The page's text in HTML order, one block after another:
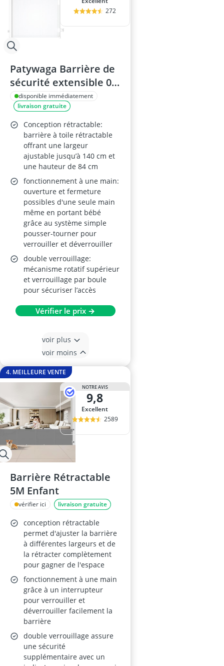
272
Patywaga Barrière de
sécurité extensible 0-
140 cm – pour
escaliers et couloirs,
intérieur/extérieur,
blanc
disponible immédiatement
livraison gratuite
Conception rétractable:
barrière à toile rétractable
offrant une largeur
ajustable jusqu’à 140 cm et
une hauteur de 84 cm
fonctionnement à une main:
ouverture et fermeture
possibles d'une seule main
même en portant bébé
grâce au système simple
pousser-tourner pour
verrouiller et déverrouiller
double verrouillage:
mécanisme rotatif supérieur
et verrouillage par boule
pour sécuriser l’accès
Vérifier le prix →
voir plus
voir moins
4. MEILLEURE VENTE
NOTRE AVIS
9,8
Excellent
2589
Barrière Rétractable
5M Enfant
vérifier ici livraison gratuite
conception rétractable
permet d'ajuster la barrière
à différentes largeurs et de
la rétracter complètement
pour gagner de l'espace
fonctionnement à une main
grâce à un interrupteur
pour verrouiller et
déverrouiller facilement la
barrière
double verrouillage assure
une sécurité
supplémentaire avec un